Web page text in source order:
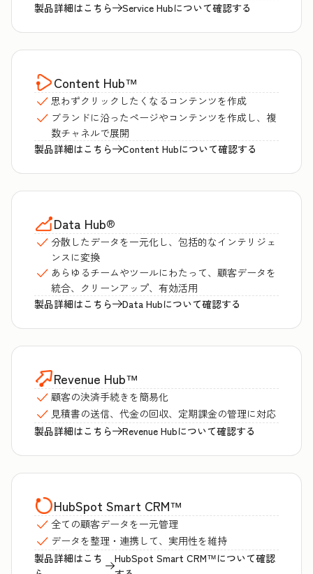
製品詳細はこちら
Service Hubについて確認する
Content Hub™
思わずクリックしたくなるコンテンツを作成
ブランドに沿ったページやコンテンツを作成し、複
数チャネルで展開
製品詳細はこちら
Content Hubについて確認する
Data Hub®
分散したデータを一元化し、包括的なインテリジェ
ンスに変換
あらゆるチームやツールにわたって、顧客データを
統合、クリーンアップ、有効活用
製品詳細はこちら
Data Hubについて確認する
Revenue Hub™
顧客の決済手続きを簡易化
見積書の送信、代金の回収、定期課金の管理に対応
製品詳細はこちら
Revenue Hubについて確認する
HubSpot Smart CRM™
全ての顧客データを一元管理
データを整理・連携して、実用性を維持
製品詳細はこち
HubSpot Smart CRM™について確認